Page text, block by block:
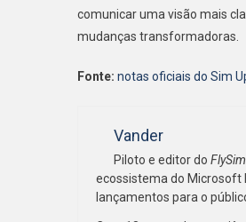
comunicar uma visão mais
mudanças transformadoras.
Fonte: notas oficiais do Sim
Vander
Piloto e editor do
ecossistema do Microsoft
lançamentos para o